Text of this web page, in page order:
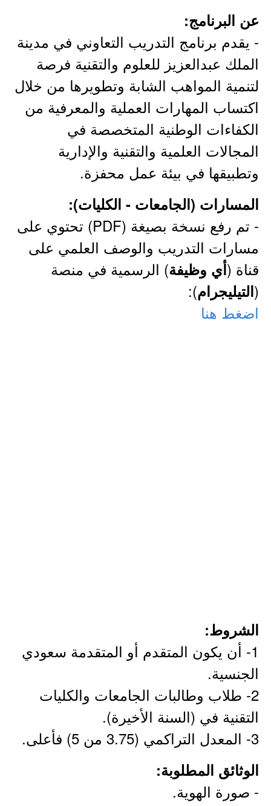
عن البرنامج:
- يقدم برنامج التدريب التعاوني في مدينة
الملك عبدالعزيز للعلوم والتقنية فرصة
لتنمية المواهب الشابة وتطويرها من خلال
اكتساب المهارات العملية والمعرفية من
الكفاءات الوطنية المتخصصة في
المجالات العلمية والتقنية والإدارية
وتطبيقها في بيئة عمل محفزة.
المسارات (الجامعات - الكليات):
- تم رفع نسخة بصيغة (PDF) تحتوي على
مسارات التدريب والوصف العلمي على
قناة (أي وظيفة) الرسمية في منصة
(التيليجرام):
اضغط هنا
الشروط:
1- أن يكون المتقدم أو المتقدمة سعودي
الجنسية.
2- طلاب وطالبات الجامعات والكليات
التقنية في (السنة الأخيرة).
3- المعدل التراكمي (3.75 من 5) فأعلى.
الوثائق المطلوبة:
- صورة الهوية.